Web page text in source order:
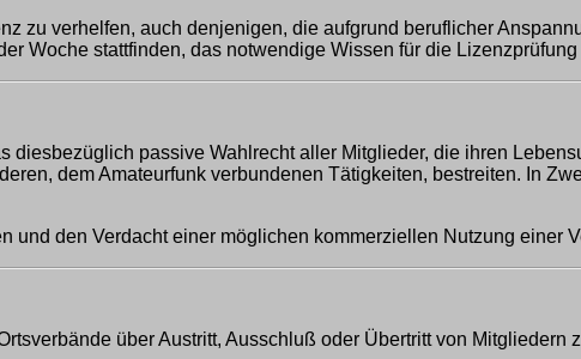
zu verhelfen, auch denjenigen, die aufgrund beruflicher
Woche stattfinden, das notwendige Wissen für die
passive Wahlrecht aller Mitglieder, die ihren
dem Amateurfunk verbundenen Tätigkeiten, bestreiten. In
und den Verdacht einer möglichen kommerziellen Nutzung einer
über Austritt, Ausschluß oder Übertritt von Mitgliedern